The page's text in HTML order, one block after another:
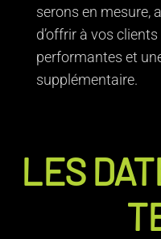
serons en mesure,
d’offrir à vos
performantes et
supplémentaire.
LES